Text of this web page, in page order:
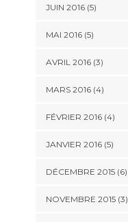
JUIN 2016(5)
MAI 2016(5)
AVRIL 2016(3)
MARS 2016(4)
FÉVRIER 2016(4)
JANVIER 2016(5)
DÉCEMBRE 2015(6)
NOVEMBRE 2015(3)